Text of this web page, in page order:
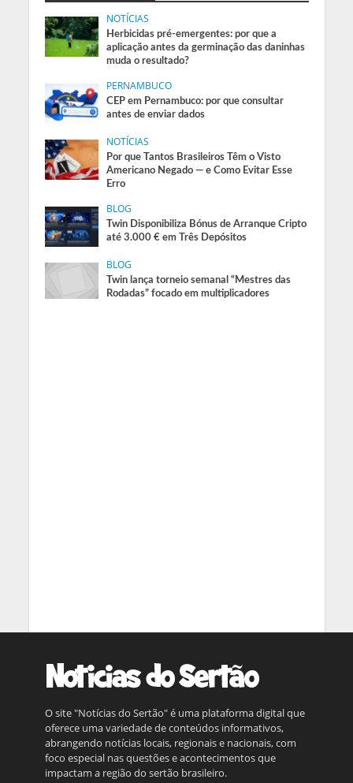
NOTÍCIAS
Herbicidas pré-emergentes: por que a
aplicação antes da germinação das daninhas
muda o resultado?
PERNAMBUCO
CEP em Pernambuco: por que consultar
antes de enviar dados
NOTÍCIAS
Por que Tantos Brasileiros Têm o Visto
Americano Negado — e Como Evitar Esse
Erro
BLOG
Twin Disponibiliza Bónus de Arranque Cripto
até 3.000 € em Três Depósitos
BLOG
Twin lança torneio semanal “Mestres das
Rodadas” focado em multiplicadores
O site "Notícias do Sertão" é uma plataforma digital que
oferece uma variedade de conteúdos informativos,
abrangendo notícias locais, regionais e nacionais, com
foco especial nas questões e acontecimentos que
impactam a região do sertão brasileiro.